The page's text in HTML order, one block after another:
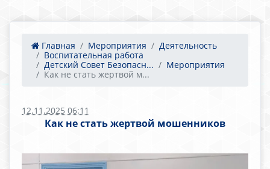
Главная Мероприятия
Деятельность
Воспитательная работа
Детский Совет Безопасн...
Мероприятия
Как не стать жертвой м...
12.11.2025 06:11
Как не стать жертвой мошенников